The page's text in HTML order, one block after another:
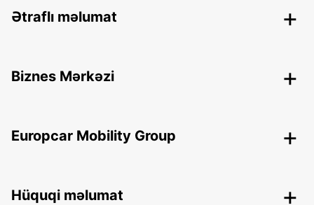
Ətraflı məlumat
Biznes Mərkəzi
Europcar Mobility Group
Hüquqi məlumat